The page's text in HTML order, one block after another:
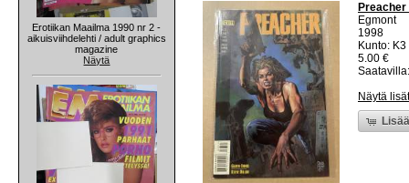
Erotiikan Maailma 1990 nr 2 -
aikuisviihdelehti / adult graphics
magazine
Näytä
Egmont
1998
Kunto:
5.00 €
Näytä